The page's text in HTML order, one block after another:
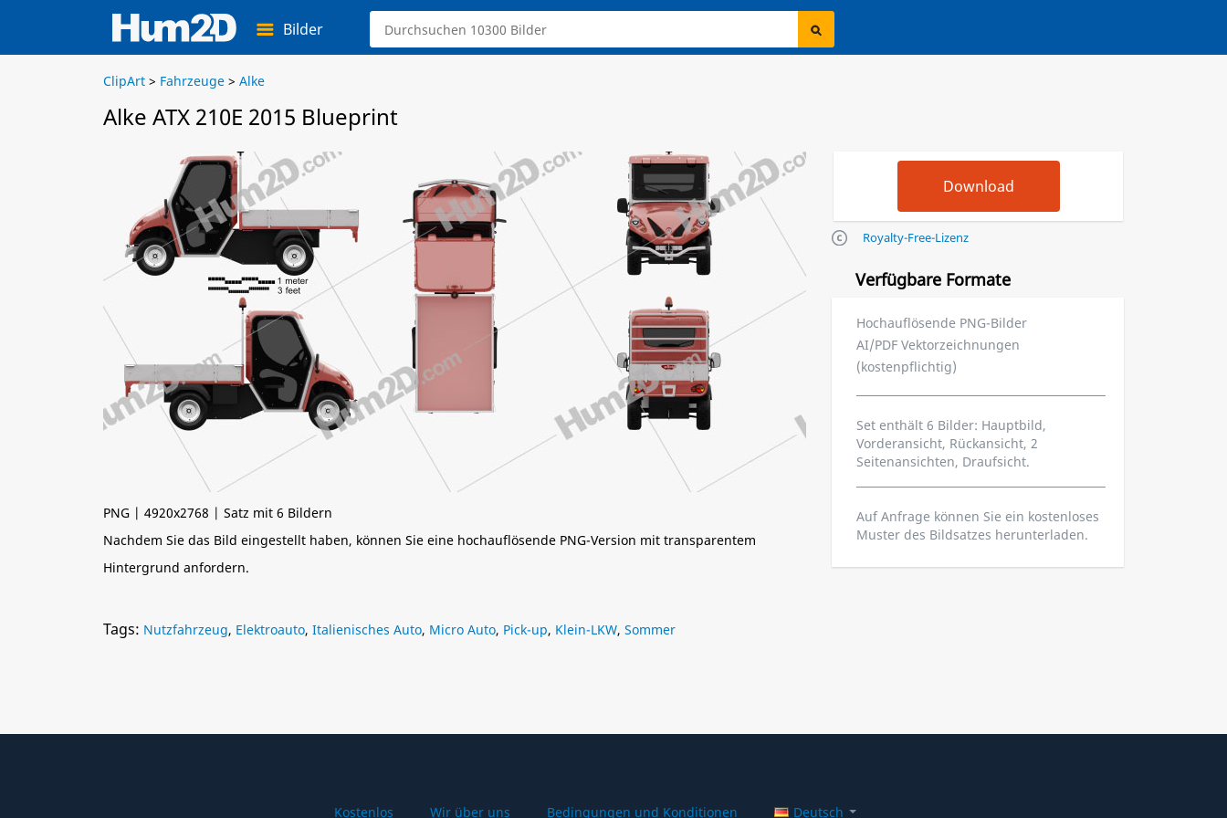
Bilder
ClipArt > Fahrzeuge > Alke
Alke ATX 210E 2015 Blueprint
PNG | 4920x2768 | Satz mit 6 Bildern
Nachdem Sie das Bild eingestellt haben, können Sie eine hochauflösende PNG-Version mit transparentem
Hintergrund anfordern.
Royalty-Free-Lizenz
Verfügbare Formate
Hochauflösende PNG-Bilder
AI/PDF Vektorzeichnungen
(kostenpflichtig)
Set enthält 6 Bilder: Hauptbild,
Vorderansicht, Rückansicht, 2
Seitenansichten, Draufsicht.
Auf Anfrage können Sie ein kostenloses
Muster des Bildsatzes herunterladen.
Tags: Nutzfahrzeug, Elektroauto, Italienisches Auto, Micro Auto, Pick-up, Klein-LKW, Sommer
Kostenlos Wir über uns Bedingungen und Konditionen Deutsch